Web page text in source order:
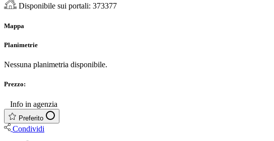
Disponibile sui portali: 373377
Mappa
Planimetrie
Nessuna planimetria disponibile.
Prezzo:
Info in agenzia
Preferito
Condividi